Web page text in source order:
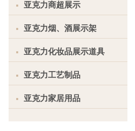
亚克力商超展示
亚克力烟、酒展示架
亚克力化妆品展示道具
亚克力工艺制品
亚克力家居用品